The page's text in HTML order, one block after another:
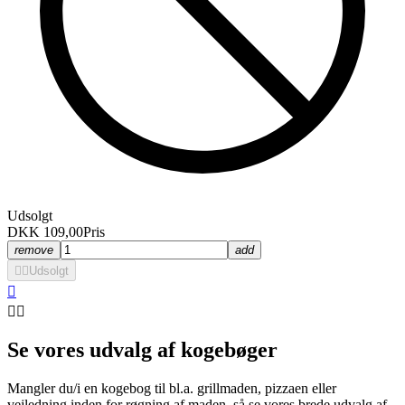
Udsolgt
DKK 109,00Pris
remove
add
Udsolgt

 
Se vores udvalg af kogebøger
Mangler du/i en kogebog til bl.a. grillmaden, pizzaen eller